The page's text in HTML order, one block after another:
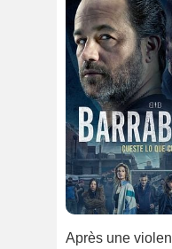
Après une